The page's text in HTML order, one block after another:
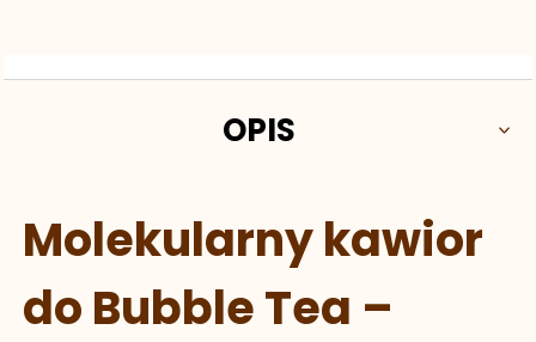
OPIS
Molekularny kawior
do Bubble Tea –